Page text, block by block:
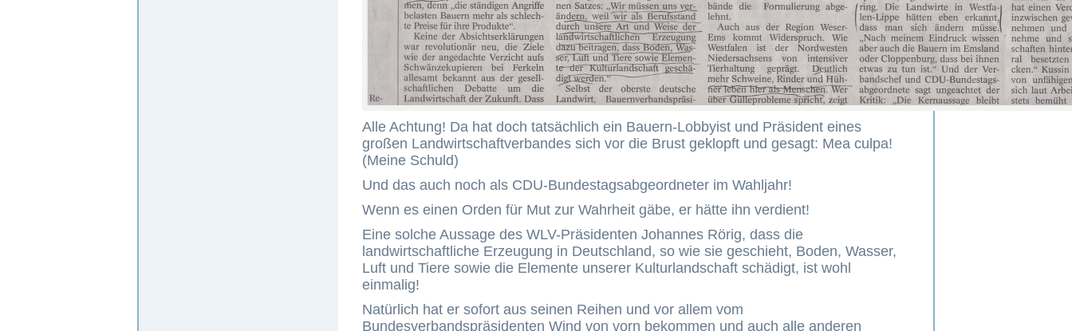
Alle Achtung! Da hat doch tatsächlich ein Bauern-Lobbyist und Präsident eines
großen Landwirtschaftverbandes sich vor die Brust geklopft und gesagt: Mea culpa!
(Meine Schuld)
Und das auch noch als CDU-Bundestagsabgeordneter im Wahljahr!
Wenn es einen Orden für Mut zur Wahrheit gäbe, er hätte ihn verdient!
Eine solche Aussage des WLV-Präsidenten Johannes Rörig, dass die
landwirtschaftliche Erzeugung in Deutschland, so wie sie geschieht, Boden, Wasser,
Luft und Tiere sowie die Elemente unserer Kulturlandschaft schädigt, ist wohl
einmalig!
Natürlich hat er sofort aus seinen Reihen und vor allem vom
Bundesverbandspräsidenten Wind von vorn bekommen und auch alle anderen